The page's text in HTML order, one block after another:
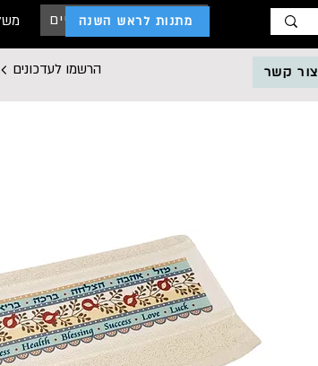
כניסת לקוחות עסקיים
מתנות לראש השנה
הרשמו לעדכונים צור קשר